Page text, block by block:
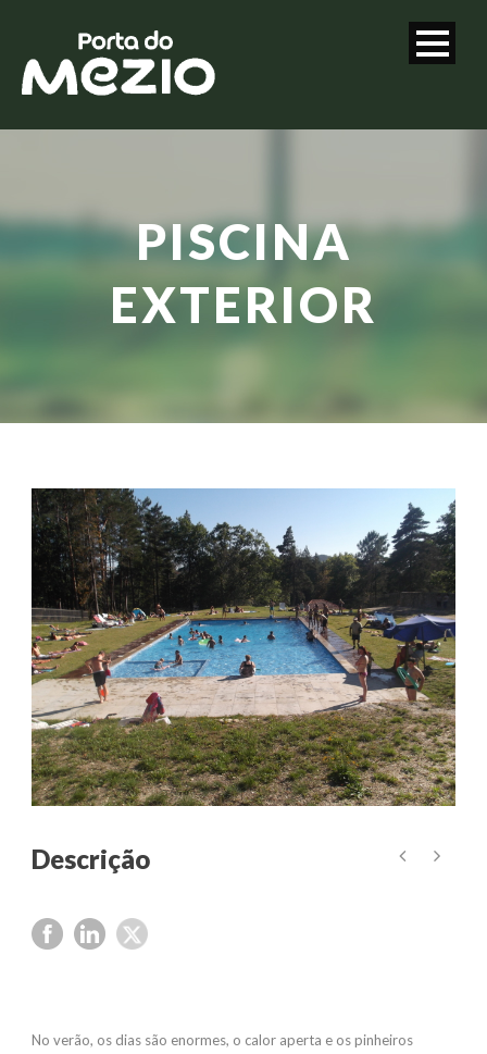
PISCINA
EXTERIOR
No verão, os dias são enormes, o calor aperta e os pinheiros